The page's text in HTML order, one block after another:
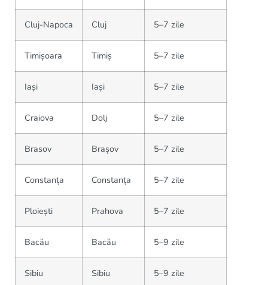
Cluj-Napoca Cluj 5–7 zile
Timișoara Timiș 5–7 zile
Iași Iași 5–7 zile
Craiova Dolj 5–7 zile
Brasov Brașov 5–7 zile
Constanța Constanța 5–7 zile
Ploiești Prahova 5–7 zile
Bacău Bacău 5–9 zile
Sibiu Sibiu 5–9 zile